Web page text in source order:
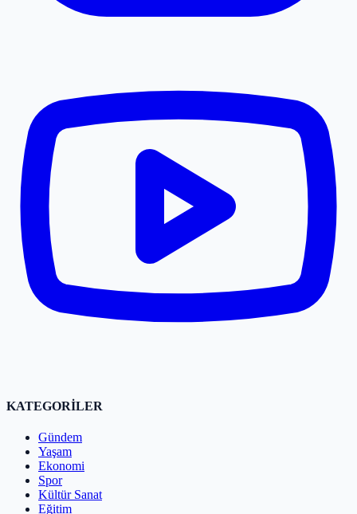
KATEGORİLER
Gündem
Yaşam
Ekonomi
Spor
Kültür Sanat
Eğitim